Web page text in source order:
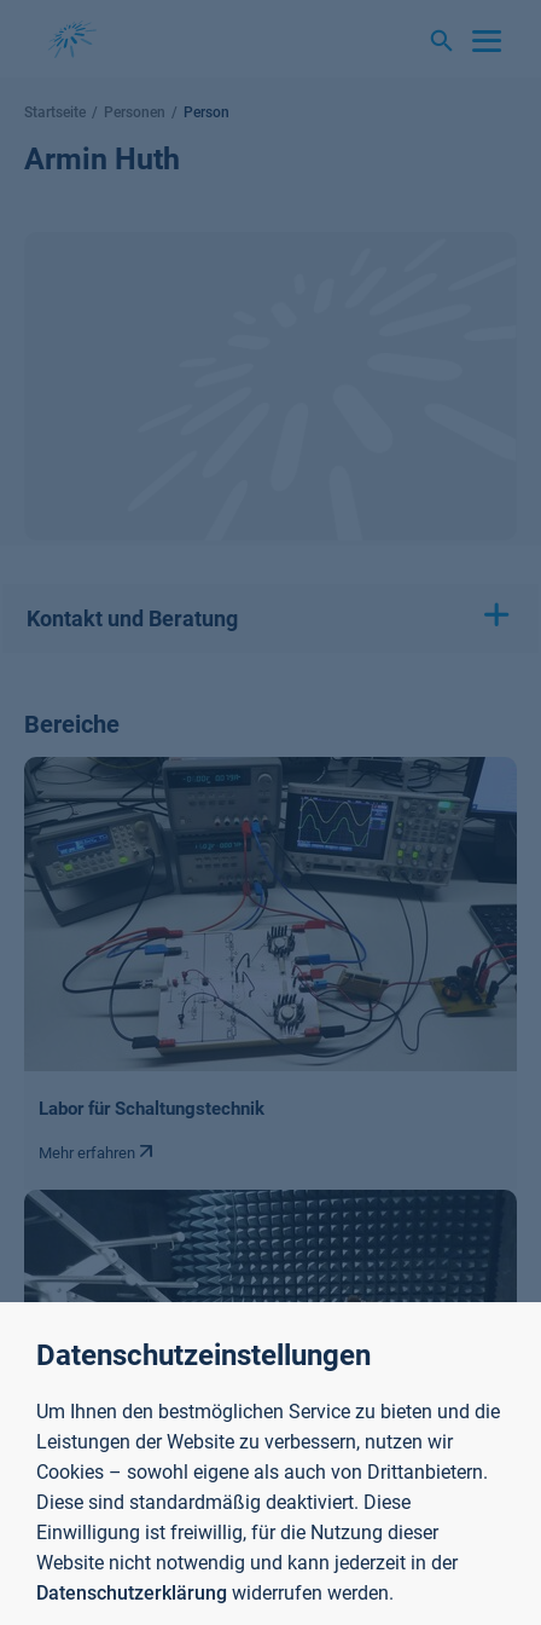
Startseite Personen Person
Armin Huth
Kontakt und Beratung
Bereiche
Labor für Schaltungstechnik
Mehr erfahren
Labor für Elektromagnetische Verträglichkeit
Mehr erfahren
Datenschutzeinstellungen
Um Ihnen den bestmöglichen Service zu bieten und die
Leistungen der Website zu verbessern, nutzen wir
Cookies – sowohl eigene als auch von Drittanbietern.
Diese sind standardmäßig deaktiviert. Diese
Einwilligung ist freiwillig, für die Nutzung dieser
Website nicht notwendig und kann jederzeit in der
Datenschutzerklärung widerrufen werden.